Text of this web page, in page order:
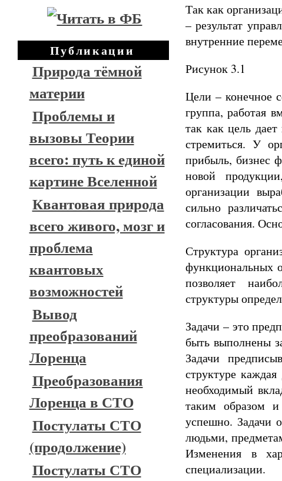
Публикации
Природа тёмной
материи
Проблемы и
вызовы Теории
всего: путь к единой
картине Вселенной
Квантовая природа
всего живого, мозг и
проблема
квантовых
возможностей
Вывод
преобразований
Лоренца
Преобразования
Лоренца в СТО
Постулаты СТО
(продолжение)
Постулаты СТО
Так как
– результат
внутренние
Рисунок 3.1
Цели – конечное
группа, работая
так как цель
стремиться. У
прибыль, бизнес
новой
организации
сильно
согласования.
Структура
функциональных
позволяет
структуры
Задачи – это
быть выполнены
Задачи
структуре
необходимый
таким образом и
успешно. Задачи
людьми,
Изменения в
специализации.